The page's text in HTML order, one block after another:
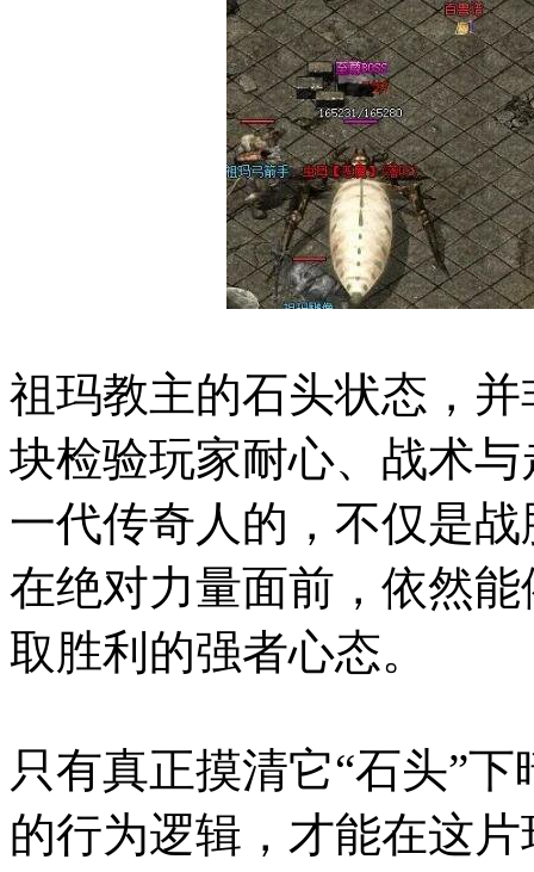
祖玛教主的石头状态，
块检验玩家耐心、战术
一代传奇人的，不仅是
在绝对力量面前，依然
取胜利的强者心态。
只有真正摸清它“石头”
的行为逻辑，才能在这